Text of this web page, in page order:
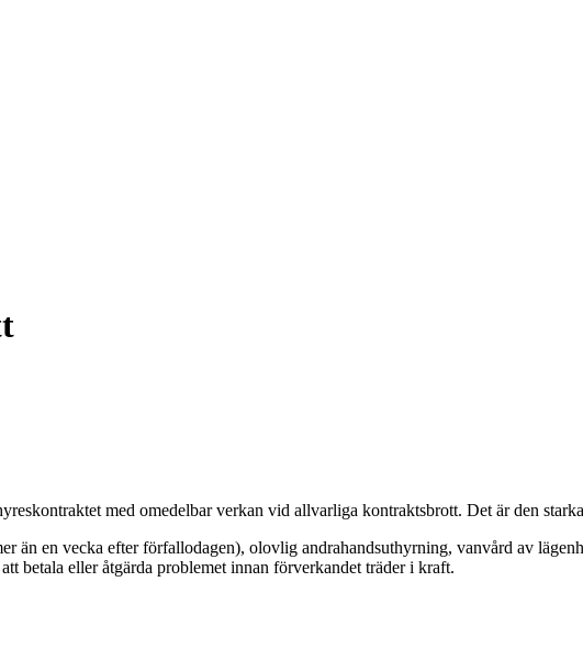
med omedelbar verkan vid allvarliga kontraktsbrott. Det är den
än en vecka efter förfallodagen), olovlig andrahandsuthyrning, vanvård av
betala eller åtgärda problemet innan förverkandet träder i kraft.